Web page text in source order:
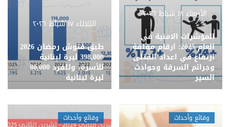
الأربعاء ١٨ شباط ٢٠٢٦
المؤشرات الامنية في
العام 2025: ارقام مقلقة
ارتفاع في اعداد القتلى
وجرائم السرقة وحوادث
السير
الثلاثاء ١٧ شباط ٢٠٢٦
طبق فتوش رمضان 2026
398,000 ليرة لبنانية
للأسرة، وللفرد 80,000
ليرة لبنانية
وقائع وأحداث وقائع وأحداث